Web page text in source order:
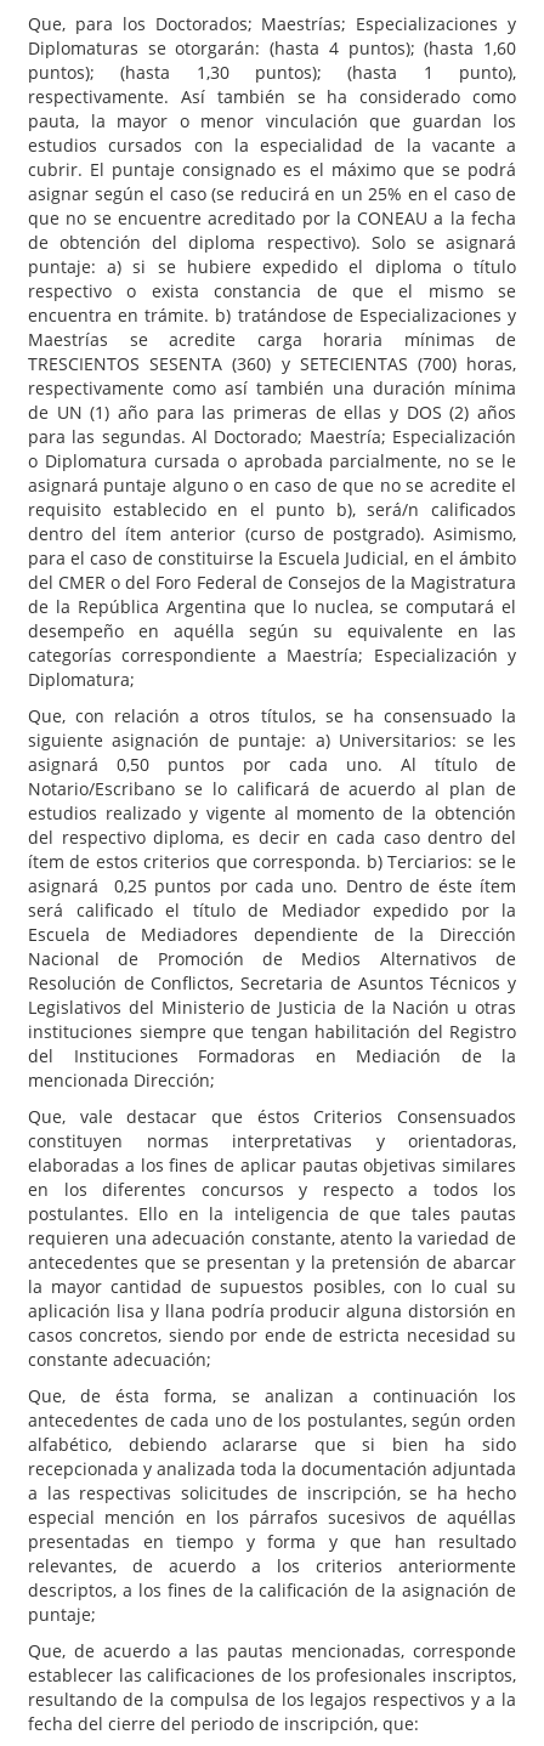
Que, para los Doctorados; Maestrías; Especializaciones y
Diplomaturas se otorgarán: (hasta 4 puntos); (hasta 1,60
puntos); (hasta 1,30 puntos); (hasta 1 punto),
respectivamente. Así también se ha considerado como
pauta, la mayor o menor vinculación que guardan los
estudios cursados con la especialidad de la vacante a
cubrir. El puntaje consignado es el máximo que se podrá
asignar según el caso (se reducirá en un 25% en el caso de
que no se encuentre acreditado por la CONEAU a la fecha
de obtención del diploma respectivo). Solo se asignará
puntaje: a) si se hubiere expedido el diploma o título
respectivo o exista constancia de que el mismo se
encuentra en trámite. b) tratándose de Especializaciones y
Maestrías se acredite carga horaria mínimas de
TRESCIENTOS SESENTA (360) y SETECIENTAS (700) horas,
respectivamente como así también una duración mínima
de UN (1) año para las primeras de ellas y DOS (2) años
para las segundas. Al Doctorado; Maestría; Especialización
o Diplomatura cursada o aprobada parcialmente, no se le
asignará puntaje alguno o en caso de que no se acredite el
requisito establecido en el punto b), será/n calificados
dentro del ítem anterior (curso de postgrado). Asimismo,
para el caso de constituirse la Escuela Judicial, en el ámbito
del CMER o del Foro Federal de Consejos de la Magistratura
de la República Argentina que lo nuclea, se computará el
desempeño en aquélla según su equivalente en las
categorías correspondiente a Maestría; Especialización y
Diplomatura;
Que, con relación a otros títulos, se ha consensuado la
siguiente asignación de puntaje: a) Universitarios: se les
asignará 0,50 puntos por cada uno. Al título de
Notario/Escribano se lo calificará de acuerdo al plan de
estudios realizado y vigente al momento de la obtención
del respectivo diploma, es decir en cada caso dentro del
ítem de estos criterios que corresponda. b) Terciarios: se le
asignará 0,25 puntos por cada uno. Dentro de éste ítem
será calificado el título de Mediador expedido por la
Escuela de Mediadores dependiente de la Dirección
Nacional de Promoción de Medios Alternativos de
Resolución de Conflictos, Secretaria de Asuntos Técnicos y
Legislativos del Ministerio de Justicia de la Nación u otras
instituciones siempre que tengan habilitación del Registro
del Instituciones Formadoras en Mediación de la
mencionada Dirección;
Que, vale destacar que éstos Criterios Consensuados
constituyen normas interpretativas y orientadoras,
elaboradas a los fines de aplicar pautas objetivas similares
en los diferentes concursos y respecto a todos los
postulantes. Ello en la inteligencia de que tales pautas
requieren una adecuación constante, atento la variedad de
antecedentes que se presentan y la pretensión de abarcar
la mayor cantidad de supuestos posibles, con lo cual su
aplicación lisa y llana podría producir alguna distorsión en
casos concretos, siendo por ende de estricta necesidad su
constante adecuación;
Que, de ésta forma, se analizan a continuación los
antecedentes de cada uno de los postulantes, según orden
alfabético, debiendo aclararse que si bien ha sido
recepcionada y analizada toda la documentación adjuntada
a las respectivas solicitudes de inscripción, se ha hecho
especial mención en los párrafos sucesivos de aquéllas
presentadas en tiempo y forma y que han resultado
relevantes, de acuerdo a los criterios anteriormente
descriptos, a los fines de la calificación de la asignación de
puntaje;
Que, de acuerdo a las pautas mencionadas, corresponde
establecer las calificaciones de los profesionales inscriptos,
resultando de la compulsa de los legajos respectivos y a la
fecha del cierre del periodo de inscripción, que: